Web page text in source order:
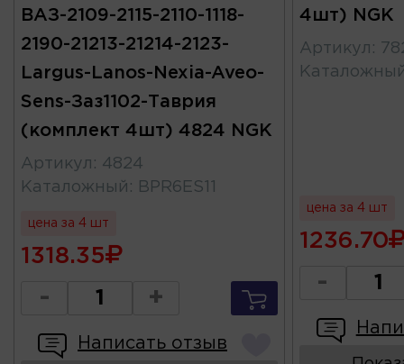
ВАЗ-2109-2115-2110-1118-
2190-21213-21214-2123-
Largus-Lanos-Nexia-Aveo-
Sens-Заз1102-Таврия
(комплект 4шт) 4824 NGK
Артикул : 4824
Каталожный : BPR6ES11
цена за 4 шт
1318.35
- +
Написать отзыв
4шт) NGK
Артикул :
цена за 4 шт
1236.70
-